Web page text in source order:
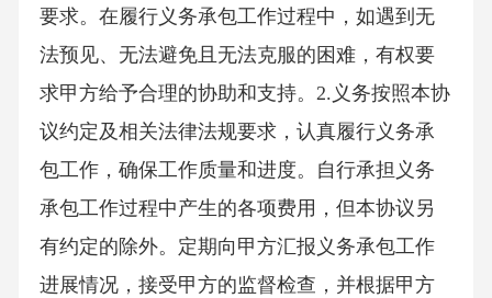
要求。在履行义务承包工作过程中，如遇到无
法预见、无法避免且无法克服的困难，有权要
求甲方给予合理的协助和支持。2.义务按照本协
议约定及相关法律法规要求，认真履行义务承
包工作，确保工作质量和进度。自行承担义务
承包工作过程中产生的各项费用，但本协议另
有约定的除外。定期向甲方汇报义务承包工作
进展情况，接受甲方的监督检查，并根据甲方